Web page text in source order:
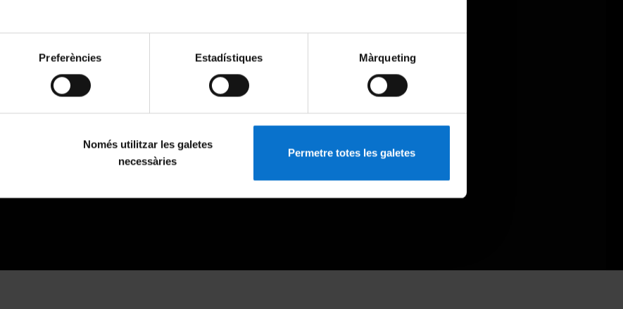
Preferències Estadístiques Màrqueting
Només utilitzar les galetes
necessàries
Permetre totes les galetes